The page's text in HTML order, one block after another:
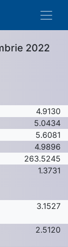
2022
4.9130
5.0434
5.6081
4.9896
263.5245
1.3731
3.1527
2.5120